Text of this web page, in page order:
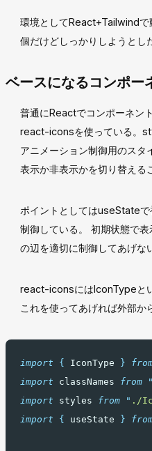
環境としてReact+Tailwindで
個だけどしっかりしようとし
ベースになるコンポー
普通にReactでコンポーネン
react-iconsを使っている。
アニメーション制御用のス
表示か非表示かを切り替える
ポイントとしてはuseState
制御している。 初期状態で
の辺を適切に制御してあげな
react-iconsにはIconTypeと
これを使ってあげれば外部か
import { IconType }
import classNames from "
import styles from " ./
import
{ useState }